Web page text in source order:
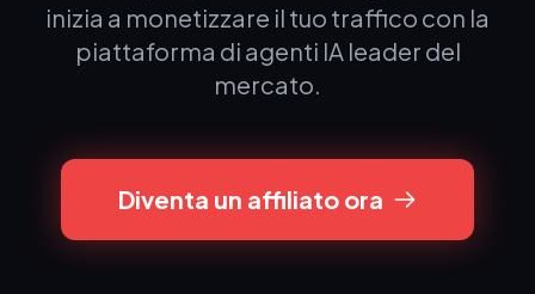
inizia a monetizzare il tuo traffico con la
piattaforma di agenti IA leader del
mercato.
Diventa un affiliato ora